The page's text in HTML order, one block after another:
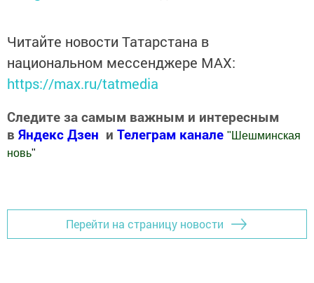
Читайте новости Татарстана в
национальном мессенджере MАХ:
https://max.ru/tatmedia
Следите за самым важным и интересным
в Яндекс Дзен и Телеграм канале " Шешминская
новь"
Перейти на страницу новости